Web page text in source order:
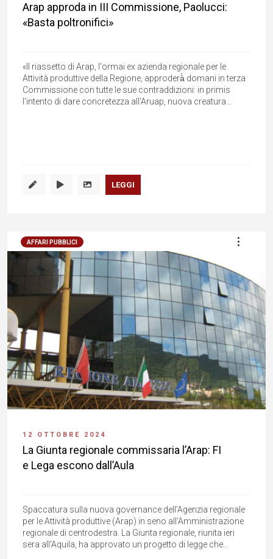
Arap approda in III Commissione, Paolucci:
«Basta poltronifici»
«Il riassetto di Arap, l'ormai ex azienda regionale per le
Attività produttive della Regione, approderà̀ domani in terza
Commissione con tutte le sue contraddizioni: in primis
l'intento di dare concretezza all'Aruap, nuova creatura...
LEGGI
AFFARI PUBBLICI
12 OTTOBRE 2024
La Giunta regionale commissaria l’Arap: FI
e Lega escono dall’Aula
Spaccatura sulla nuova governance dell'Agenzia regionale
per le Attività produttive (Arap) in seno all'Amministrazione
regionale di centrodestra. La Giunta regionale, riunita ieri
sera all'Aquila, ha approvato un progetto di legge che...